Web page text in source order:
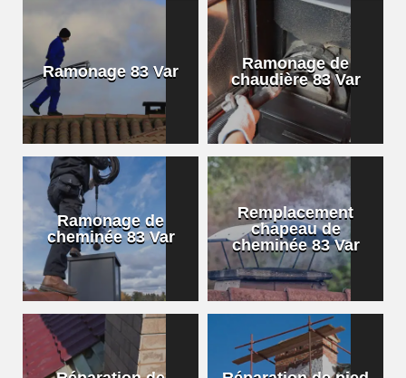
Ramonage 83 Var
Ramonage de
chaudière 83 Var
Ramonage de
cheminée 83 Var
Remplacement
chapeau de
cheminée 83 Var